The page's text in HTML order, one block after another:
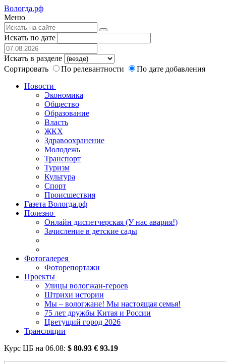
Вологда.рф
Меню
Искать по дате
Искать в разделе
Сортировать
По релевантности
По дате добавления
Новости
Экономика
Общество
Образование
Власть
ЖКХ
Здравоохранение
Молодежь
Транспорт
Туризм
Культура
Спорт
Происшествия
Газета Вологда.рф
Полезно
Онлайн диспетчерская (У нас авария!)
Зачисление в детские сады
Фотогалерея
Фоторепортажи
Проекты
Улицы вологжан-героев
Штрихи истории
Мы – вологжане! Мы настоящая семья!
75 лет дружбы Китая и России
Цветущий город 2026
Трансляции
Курс ЦБ на 06.08: $ 80.93 € 93.19